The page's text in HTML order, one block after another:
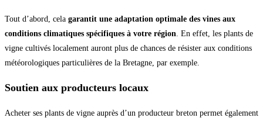
Tout d’abord, cela garantit une adaptation optimale des vines aux
conditions climatiques spécifiques à votre région . En effet, les plants de
vigne cultivés localement auront plus de chances de résister aux conditions
météorologiques particulières de la Bretagne, par exemple.
Soutien aux producteurs locaux
Acheter ses plants de vigne auprès d’un producteur breton permet également